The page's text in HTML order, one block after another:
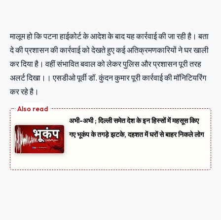
मालूम हो कि पटना हाईकोर्ट के आदेश के बाद यह कार्रवाई की जा रही है। बता
दे की प्रशासन की कार्रवाई को देखते हुए कई अतिक्रमणकारियों ने घर खाली
कर दिया है। वहीं संभावित बवाल को लेकर पुलिस और प्रशासन पूरी तरह
अलर्ट दिखा।। एसडीओ पूर्वी डॉ. कुंदन कुमार पूरी कार्रवाई की मॉनिटियरिंग
कर रहे है।
अभी-अभी ; दिल्ली समेत देश के इन हिस्सों में महसूस किए
गए भूकंप के तगड़े झटके, दहशत में घरों से बाहर निकले लोग